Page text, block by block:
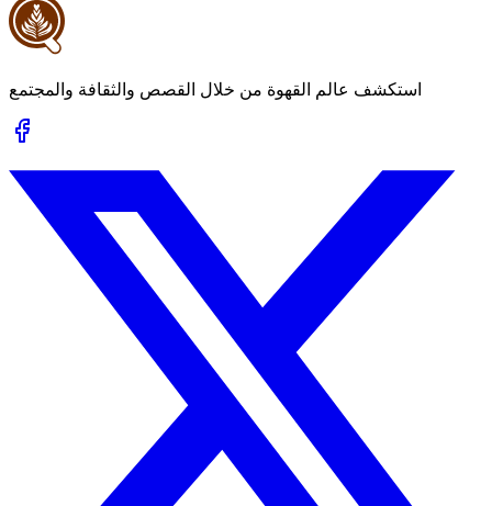
استكشف عالم القهوة من خلال القصص والثقافة والمجتمع